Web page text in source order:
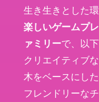
生き生きとした
楽しいゲームプ
ァミリーで、以
クリエイティブ
木をベースにし
フレンドリーな